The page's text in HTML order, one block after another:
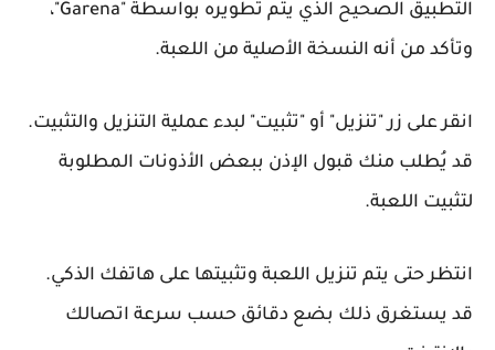
التطبيق الصحيح الذي يتم تطويره بواسطة "Garena"،
وتأكد من أنه النسخة الأصلية من اللعبة.
انقر على زر "تنزيل" أو "تثبيت" لبدء عملية التنزيل والتثبيت.
قد يُطلب منك قبول الإذن ببعض الأذونات المطلوبة
لتثبيت اللعبة.
انتظر حتى يتم تنزيل اللعبة وتثبيتها على هاتفك الذكي.
قد يستغرق ذلك بضع دقائق حسب سرعة اتصالك